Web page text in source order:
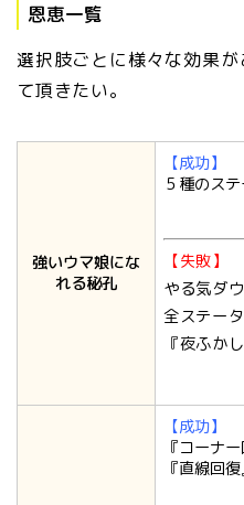
恩恵一覧
選択肢ごとに様々な効果
て頂きたい。
強いウマ娘にな
れる秘孔
【成功】
５種のス
【失敗】
やる気ダ
全ステー
『夜ふか
【成功】
『コーナ
『直線回